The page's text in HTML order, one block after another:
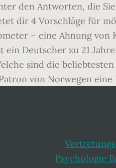
den Antworten, die
dir 4 Vorschläge für
– eine Ahnung von
ein Deutscher zu 21
sind die
von Norwegen
Psychologie